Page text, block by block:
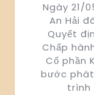
Ngày 21/
An Hải
Quyết
Chấp
Cổ phần
bước
trình